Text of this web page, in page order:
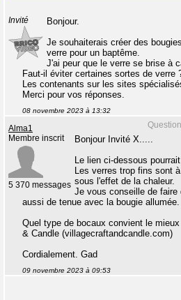
Invité
Bonjour.
Je souhaiterais créer des
verre pour un baptême.
J'ai peur que le verre se brise à
Faut-il éviter certaines sortes de verre
Les contenants sur les sites
Merci pour vos réponses.
08 novembre 2023 à 13:32
Alma1
Membre inscrit
5 370 messages
Bonjour Invité X.....
Le lien ci-dessous
Les verres trop fins sont
sous l'effet de la chaleur.
Je vous conseille de
aussi de tenue avec la bougie allumée.
Quel type de bocaux convient le
& Candle (villagecraftandcandle.com)
Cordialement. Gad
09 novembre 2023 à 09:53